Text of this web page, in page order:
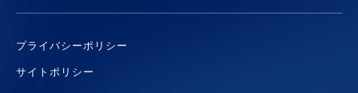
プライバシーポリシー
サイトポリシー